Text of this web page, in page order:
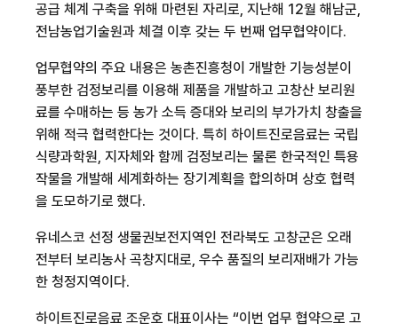
공급 체계 구축을 위해 마련된 자리로, 지난해 12월 해남군,
전남농업기술원과 체결 이후 갖는 두 번째 업무협약이다.
업무협약의 주요 내용은 농촌진흥청이 개발한 기능성분이
풍부한 검정보리를 이용해 제품을 개발하고 고창산 보리원
료를 수매하는 등 농가 소득 증대와 보리의 부가가치 창출을
위해 적극 협력한다는 것이다. 특히 하이트진로음료는 국립
식량과학원, 지자체와 함께 검정보리는 물론 한국적인 특용
작물을 개발해 세계화하는 장기계획을 합의하며 상호 협력
을 도모하기로 했다.
유네스코 선정 생물권보전지역인 전라북도 고창군은 오래
전부터 보리농사 곡창지대로, 우수 품질의 보리재배가 가능
한 청정지역이다.
하이트진로음료 조운호 대표이사는 “이번 업무 협약으로 고